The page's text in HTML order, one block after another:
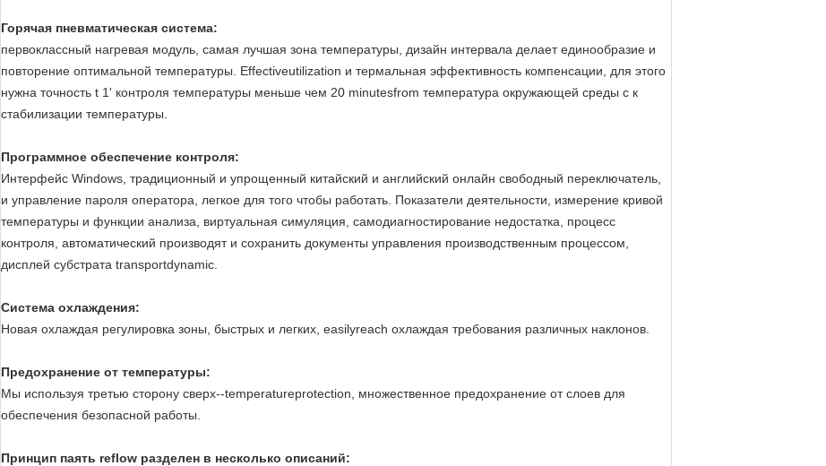
Горячая пневматическая система:
первоклассный нагревая модуль, самая лучшая зона температуры, дизайн интервала делает единообразие и
повторение оптимальной температуры. Effectiveutilization и термальная эффективность компенсации, для этого
нужна точность t 1' контроля температуры меньше чем 20 minutesfrom температура окружающей среды c к
стабилизации температуры.
Программное обеспечение контроля:
Интерфейс Windows, традиционный и упрощенный китайский и английский онлайн свободный переключатель,
и управление пароля оператора, легкое для того чтобы работать. Показатели деятельности, измерение кривой
температуры и функции анализа, виртуальная симуляция, самодиагностирование недостатка, процесс
контроля, автоматический производят и сохранить документы управления производственным процессом,
дисплей субстрата transportdynamic.
Система охлаждения:
Новая охлаждая регулировка зоны, быстрых и легких, easilyreach охлаждая требования различных наклонов.
Предохранение от температуры:
Мы используя третью сторону сверх--temperatureprotection, множественное предохранение от слоев для
обеспечения безопасной работы.
Принцип паять reflow разделен в несколько описаний: